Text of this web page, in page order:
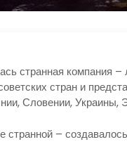
странная компания –
стран и
Словении, Украины,
–